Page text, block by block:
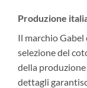
Produzione
Il marchio Gabel
selezione del
della
dettagli